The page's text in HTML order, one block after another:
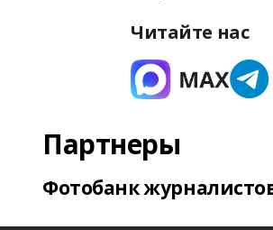
Читайте нас
Партнеры
Фотобанк